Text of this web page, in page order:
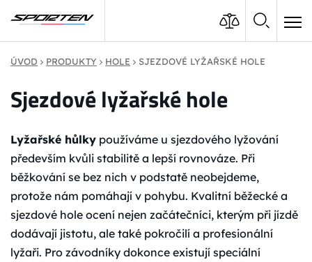
ÚVOD PRODUKTY HOLE SJEZDOVÉ LYŽAŘSKÉ HOLE
Sjezdové lyžařské hole
Lyžařské hůlky používáme u sjezdového lyžování
především kvůli stabilitě a lepší rovnováze. Při
běžkování se bez nich v podstatě neobejdeme,
protože nám pomáhají v pohybu. Kvalitní běžecké a
sjezdové hole ocení nejen začátečníci, kterým při jízdě
dodávají jistotu, ale také pokročilí a profesionální
lyžaři. Pro závodníky dokonce existují speciální